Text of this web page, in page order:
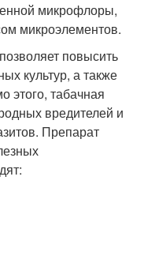
микрофлоры,
микроэлементов.
повысить
культур, а также
этого, табачная
вредителей и
Препарат